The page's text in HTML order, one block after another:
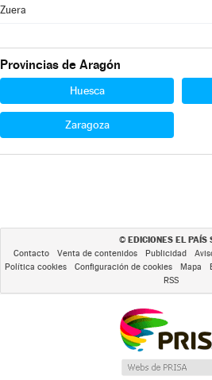
Zuera
Provincias de Aragón
Huesca
Zaragoza
© EDICIONES EL PAÍS
Contacto Venta de contenidos Publicidad
Política cookies
Configuración de cookies Mapa
RSS